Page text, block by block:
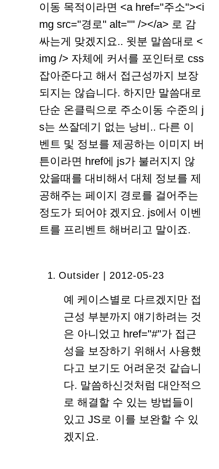
이동 목적이라면 <a href="주소"><i
mg src="경로" alt="" /></a> 로 감
싸는게 맞겠지요.. 윗분 말씀대로 <
img /> 자체에 커서를 포인터로 css
잡아준다고 해서 접근성까지 보장
되지는 않습니다. 하지만 말씀대로
단순 온클릭으로 주소이동 수준의 j
s는 쓰잘데기 없는 낭비.. 다른 이
벤트 및 정보를 제공하는 이미지 버
튼이라면 href에 js가 불러지지 않
았을때를 대비해서 대체 정보를 제
공해주는 페이지 경로를 걸어주는
정도가 되어야 겠지요. js에서 이벤
트를 프리벤트 해버리고 말이죠.
Outsider | 2012-05-23
예 케이스별로 다르겠지만 접
근성 부분까지 얘기하려는 것
은 아니었고 href="#"가 접근
성을 보장하기 위해서 사용했
다고 보기도 어려운것 같습니
다. 말씀하신것처럼 대안적으
로 해결할 수 있는 방법들이
있고 JS로 이를 보완할 수 있
겠지요.